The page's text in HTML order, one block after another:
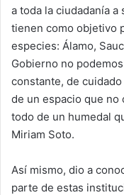
a toda la ciudadanía
tienen como objetivo
especies: Álamo,
Gobierno no
constante, de
de un espacio que
todo de un humedal
Miriam Soto.
Así mismo, dio a
parte de estas